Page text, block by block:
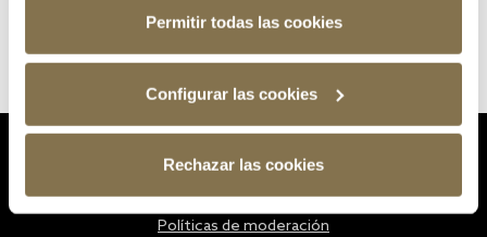
Permitir todas las cookies
Configurar las cookies
Rechazar las cookies
Políticas de moderación